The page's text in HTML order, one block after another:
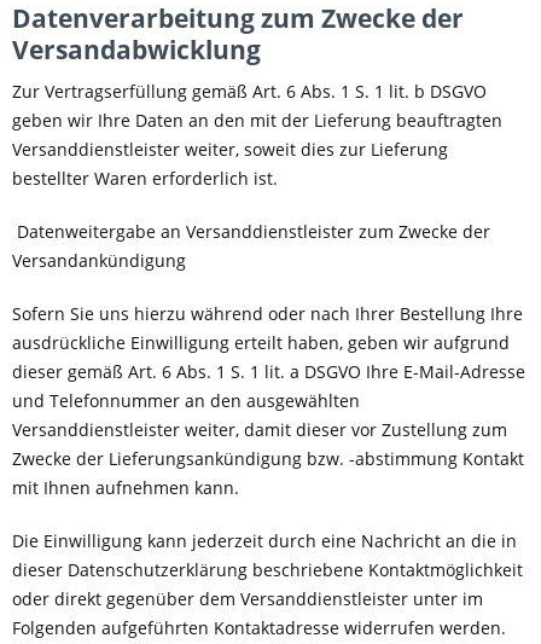
Datenverarbeitung zum Zwecke der
Versandabwicklung
Zur Vertragserfüllung gemäß Art. 6 Abs. 1 S. 1 lit. b DSGVO
geben wir Ihre Daten an den mit der Lieferung beauftragten
Versanddienstleister weiter, soweit dies zur Lieferung
bestellter Waren erforderlich ist.
Datenweitergabe an Versanddienstleister zum Zwecke der
Versandankündigung
Sofern Sie uns hierzu während oder nach Ihrer Bestellung Ihre
ausdrückliche Einwilligung erteilt haben, geben wir aufgrund
dieser gemäß Art. 6 Abs. 1 S. 1 lit. a DSGVO Ihre E-Mail-Adresse
und Telefonnummer an den ausgewählten
Versanddienstleister weiter, damit dieser vor Zustellung zum
Zwecke der Lieferungsankündigung bzw. -abstimmung Kontakt
mit Ihnen aufnehmen kann.
Die Einwilligung kann jederzeit durch eine Nachricht an die in
dieser Datenschutzerklärung beschriebene Kontaktmöglichkeit
oder direkt gegenüber dem Versanddienstleister unter im
Folgenden aufgeführten Kontaktadresse widerrufen werden.